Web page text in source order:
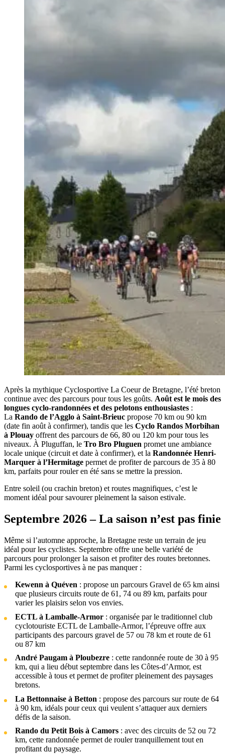
Après la mythique Cyclosportive La Coeur de Bretagne, l’été breton
continue avec des parcours pour tous les goûts. Août est le mois des
longues cyclo-randonnées et des pelotons enthousiastes :
La Rando de l’Agglo à Saint-Brieuc propose 70 km ou 90 km
(date fin août à confirmer), tandis que les Cyclo Randos Morbihan
à Plouay offrent des parcours de 66, 80 ou 120 km pour tous les
niveaux. À Pluguffan, le Tro Bro Pluguen promet une ambiance
locale unique (circuit et date à confirmer), et la Randonnée Henri-
Marquer à l’Hermitage permet de profiter de parcours de 35 à 80
km, parfaits pour rouler en été sans se mettre la pression.
Entre soleil (ou crachin breton) et routes magnifiques, c’est le
moment idéal pour savourer pleinement la saison estivale.
Septembre 2026 – La saison n’est pas finie
Même si l’automne approche, la Bretagne reste un terrain de jeu
idéal pour les cyclistes. Septembre offre une belle variété de
parcours pour prolonger la saison et profiter des routes bretonnes.
Parmi les cyclosportives à ne pas manquer :
Kewenn à Quéven : propose un parcours Gravel de 65 km ainsi
que plusieurs circuits route de 61, 74 ou 89 km, parfaits pour
varier les plaisirs selon vos envies.
ECTL à Lamballe-Armor : organisée par le traditionnel club
cyclotouriste ECTL de Lamballe-Armor, l’épreuve offre aux
participants des parcours gravel de 57 ou 78 km et route de 61
ou 87 km
André Paugam à Ploubezre : cette randonnée route de 30 à 95
km, qui a lieu début septembre dans les Côtes-d’Armor, est
accessible à tous et permet de profiter pleinement des paysages
bretons.
La Bettonnaise à Betton : propose des parcours sur route de 64
à 90 km, idéals pour ceux qui veulent s’attaquer aux derniers
défis de la saison.
Rando du Petit Bois à Camors : avec des circuits de 52 ou 72
km, cette randonnée permet de rouler tranquillement tout en
profitant du paysage.